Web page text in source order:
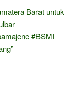
Barat untuk
#BSMI